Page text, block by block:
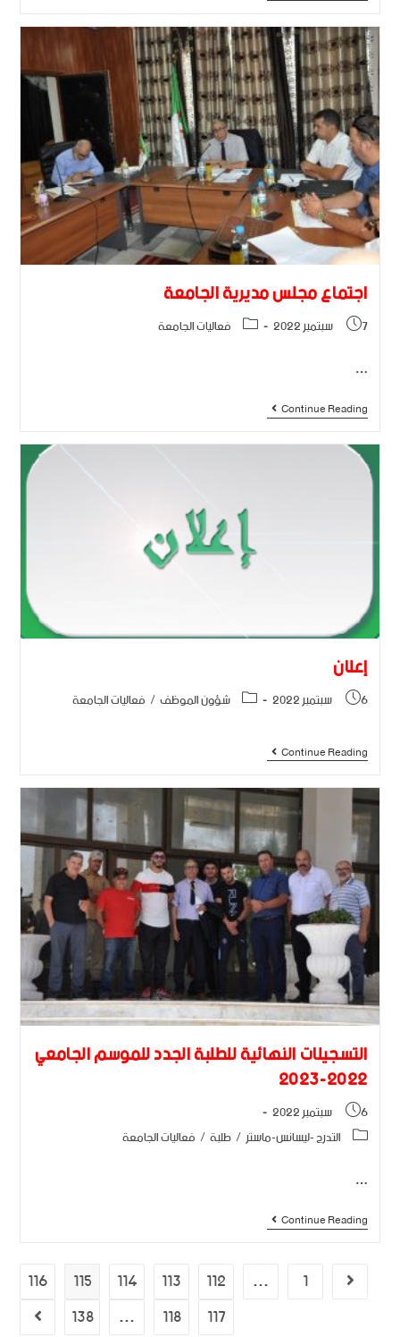
اجتماع مجلس مديرية الجامعة
7 سبتمبر 2022
فعاليات الجامعة
…
Continue Reading
إعلان
6 سبتمبر 2022 شؤون الموظف/ فعاليات الجامعة
Continue Reading
التسجيلات النهائية للطلبة الجدد للموسم الجامعي
2022-2023
6 سبتمبر 2022
التدرج -ليسانس-ماستر/طلبة/ فعاليات الجامعة
…
Continue Reading
1
…
112
113
114
115
116
117
118
…
138